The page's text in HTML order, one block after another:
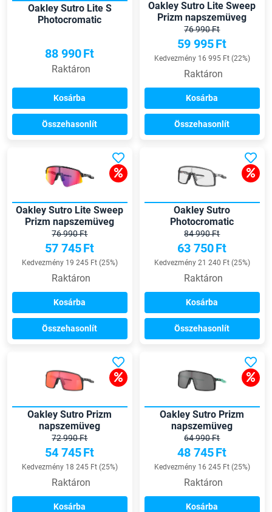
Oakley Sutro Lite S
Photocromatic
88 990Ft
Raktáron
Kosárba
Összehasonlít
Oakley Sutro Lite Sweep
Prizm napszemüveg
76 990 Ft
59 995Ft
Kedvezmény 16 995 Ft (22%)
Raktáron
Kosárba
Összehasonlít
Oakley Sutro Lite Sweep
Prizm napszemüveg
76 990 Ft
57 745Ft
Kedvezmény 19 245 Ft (25%)
Raktáron
Kosárba
Összehasonlít
Oakley Sutro
Photocromatic
napszemüveg
84 990 Ft
63 750Ft
Kedvezmény 21 240 Ft (25%)
Raktáron
Kosárba
Összehasonlít
Oakley Sutro Prizm
napszemüveg
72 990 Ft
54 745Ft
Kedvezmény 18 245 Ft (25%)
Raktáron
Kosárba
Oakley Sutro Prizm
napszemüveg
64 990 Ft
48 745Ft
Kedvezmény 16 245 Ft (25%)
Raktáron
Kosárba